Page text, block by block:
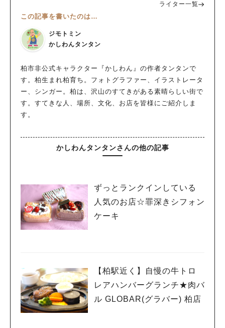
ライター一覧
この記事を書いたのは…
ジモトミン
かしわんタンタン
柏市非公式キャラクター『かしわん』の作者タンタンで
す。柏生まれ柏育ち。フォトグラファー、イラストレータ
ー、シンガー。柏は、沢山のすてきがある素晴らしい街で
す。すてきな人、場所、文化、お店を皆様にご紹介しま
す。
かしわんタンタンさんの他の記事
ずっとランクインしている
人気のお店☆罪深きシフォン
ケーキ
【柏駅近く】自慢の牛トロ
レアハンバーグランチ★肉バ
ル GLOBAR(グラバー) 柏店